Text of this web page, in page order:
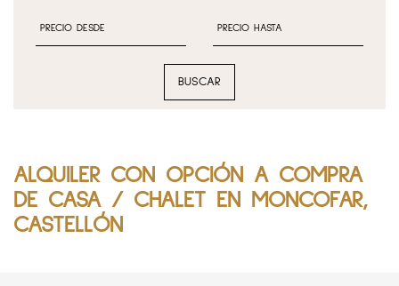
BUSCAR
ALQUILER CON OPCIÓN A COMPRA
DE CASA / CHALET EN MONCOFAR,
CASTELLÓN